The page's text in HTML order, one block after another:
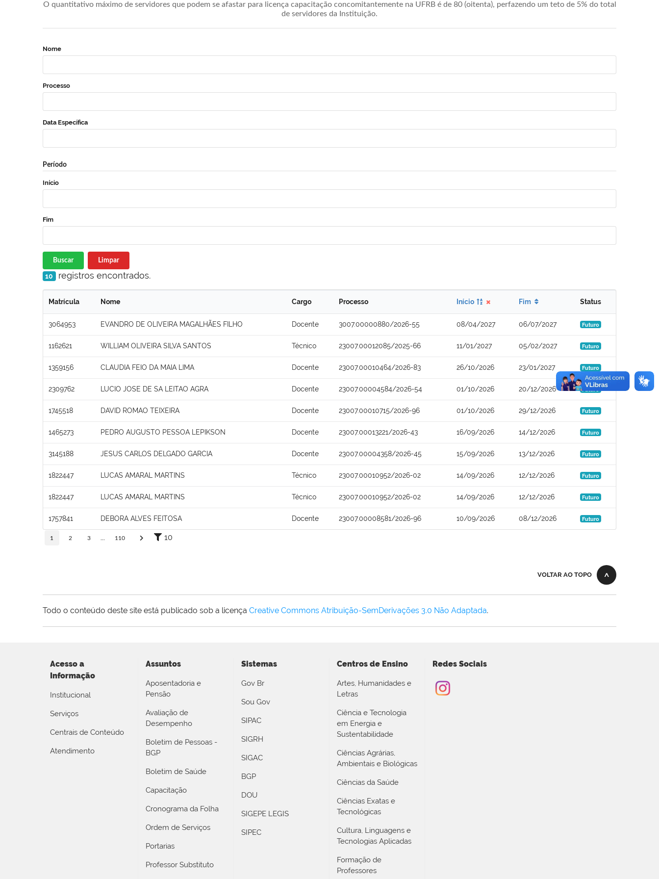
O quantitativo máximo de servidores que podem se afastar para licença capacitação concomitantemente na UFRB é de 80 (oitenta), perfazendo um teto de 5% do total
de servidores da Instituição.
Nome
Processo
Data Específica
Período
Início
Fim
Buscar Limpar
10 registros encontrados.
Matrícula Nome Cargo Processo Início Fim Status
3064953 EVANDRO DE OLIVEIRA MAGALHÃES FILHO Docente 3007.00000880/2026-55 08/04/2027 06/07/2027 Futuro
1162621 WILLIAM OLIVEIRA SILVA SANTOS Técnico 23007.00012085/2025-66 11/01/2027 05/02/2027 Futuro
1359156 CLAUDIA FEIO DA MAIA LIMA Docente 23007.00010464/2026-83 26/10/2026 23/01/2027 Futuro
2309762 LUCIO JOSE DE SA LEITAO AGRA Docente 23007.00004584/2026-54 01/10/2026 20/12/2026 Futuro
1745518 DAVID ROMAO TEIXEIRA Docente 23007.00010715/2026-96 01/10/2026 29/12/2026 Futuro
1465273 PEDRO AUGUSTO PESSOA LEPIKSON Docente 23007.00013221/2026-43 16/09/2026 14/12/2026 Futuro
3145188 JESUS CARLOS DELGADO GARCIA Docente 23007.00004358/2026-45 15/09/2026 13/12/2026 Futuro
1822447 LUCAS AMARAL MARTINS Técnico 23007.00010952/2026-02 14/09/2026 12/12/2026 Futuro
1822447 LUCAS AMARAL MARTINS Técnico 23007.00010952/2026-02 14/09/2026 12/12/2026 Futuro
1757841 DEBORA ALVES FEITOSA Docente 23007.00008581/2026-96 10/09/2026 08/12/2026 Futuro
1 2 3 110 10
VOLTAR AO TOPO
Todo o conteúdo deste site está publicado sob a licença Creative Commons Atribuição-SemDerivações 3.0 Não Adaptada.
Acesso a
Informação
Institucional
Serviços
Centrais de Conteúdo
Atendimento
Assuntos
Aposentadoria e
Pensão
Avaliação de
Desempenho
Boletim de Pessoas -
BGP
Boletim de Saúde
Capacitação
Cronograma da Folha
Ordem de Serviços
Portarias
Professor Substituto
Sistemas
Gov Br
Sou Gov
SIPAC
SIGRH
SIGAC
BGP
DOU
SIGEPE LEGIS
SIPEC
Centros de Ensino
Artes, Humanidades e
Letras
Ciência e Tecnologia
em Energia e
Sustentabilidade
Ciências Agrárias,
Ambientais e Biológicas
Ciências da Saúde
Ciências Exatas e
Tecnológicas
Cultura, Linguagens e
Tecnologias Aplicadas
Formação de
Professores
Redes Sociais